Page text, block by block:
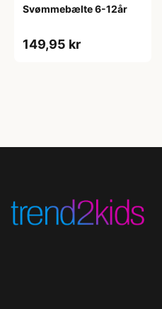
Svømmebælte 6-12år
149,95 kr